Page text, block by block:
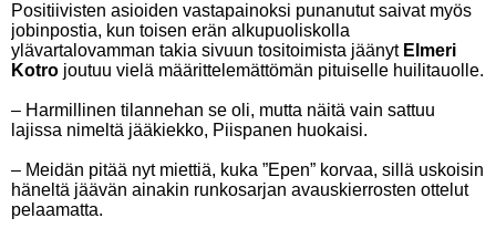
Positiivisten asioiden vastapainoksi punanutut saivat myös
jobinpostia, kun toisen erän alkupuoliskolla
ylävartalovamman takia sivuun tositoimista jäänyt Elmeri
Kotro joutuu vielä määrittelemättömän pituiselle huilitauolle.
– Harmillinen tilannehan se oli, mutta näitä vain sattuu
lajissa nimeltä jääkiekko, Piispanen huokaisi.
– Meidän pitää nyt miettiä, kuka ”Epen” korvaa, sillä uskoisin
häneltä jäävän ainakin runkosarjan avauskierrosten ottelut
pelaamatta.